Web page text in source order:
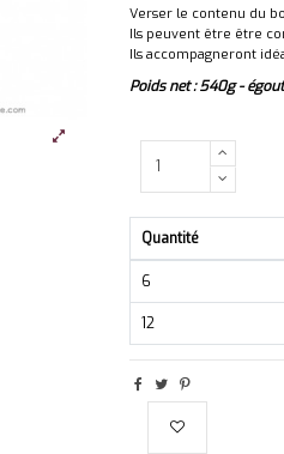
Verser le contenu du
Ils peuvent être être
Ils accompagneront
Poids net : 540g -
Quantité
6
12